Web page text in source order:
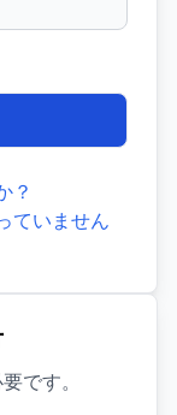
？
ていません
です。